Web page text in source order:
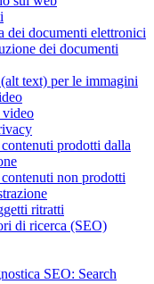
dei documenti elettronici
dei documenti
text) per le immagini
video
prodotti dalla
non prodotti
ritratti
di ricerca (SEO)
SEO: Search